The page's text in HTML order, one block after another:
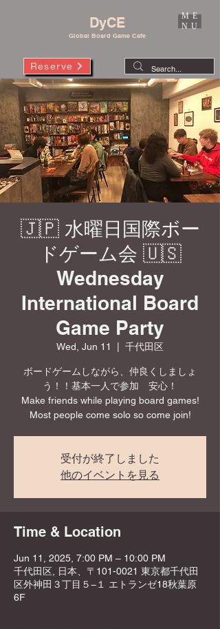
DyCE
Global Board Game Cafe
Reserve
ME
NU
🇯🇵 水曜日国際ボー
ドゲーム会 🇺🇸
Wednesday
International Board
Game Party
Wed, Jun 11 千代田区
ボードゲームしながら、仲良くしましょ
う！！基本一人で参加 安心！
Make friends while playing board games!
Most people come solo so come join!
受付が終了しました
他のイベントを見る
Time & Location
Jun 11, 2025, 7:00 PM – 10:00 PM
千代田区, 日本、〒101-0021 東京都千代田
区外神田３丁目５−１ エトランゼ18秋葉原
6F